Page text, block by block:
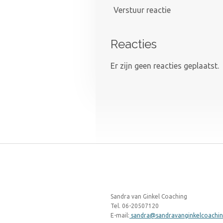
Verstuur reactie
Reacties
Er zijn geen reacties geplaatst.
Sandra van Ginkel Coaching
Tel. 06-20507120
E-mail: